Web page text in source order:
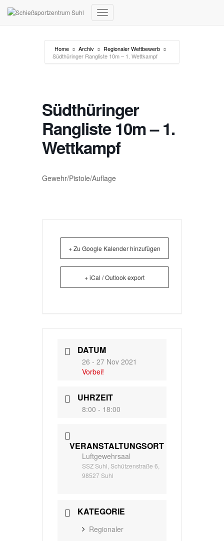
Navigation umschalten
Home Archiv
Regionaler Wettbewerb
Südthüringer Rangliste 10m – 1. Wettkampf
Südthüringer
Rangliste 10m – 1.
Wettkampf
Gewehr/Pistole/Auflage
+ Zu Google Kalender hinzufügen
+ iCal / Outlook export
DATUM
26 - 27 Nov 2021
Vorbei!
UHRZEIT
8:00 - 18:00
VERANSTALTUNGSORT
Luftgewehrsaal
SSZ Suhl, Schützenstraße 6,
98527 Suhl
KATEGORIE
Regionaler